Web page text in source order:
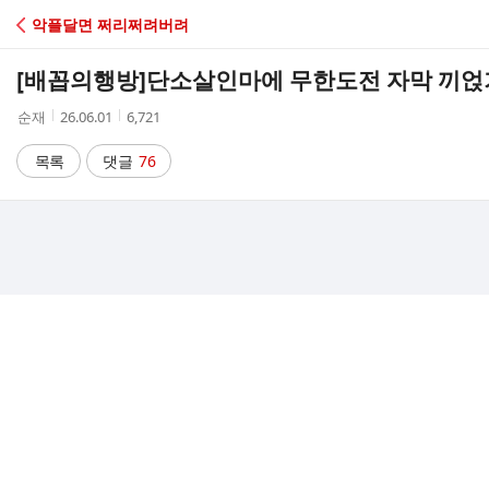
C
A
악플달면 쩌리쩌려버려
[배꼽의행방]단소살인마에 무한도전 자막 끼
작
자
순재
작
시
간
26.06.01
조
수
6,721
목록 댓글 76